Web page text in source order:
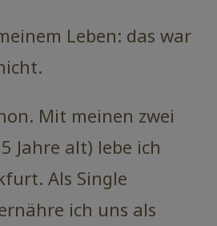
Leben: das war
Mit meinen zwei
Jahre alt) lebe ich
Als Single
ich uns als